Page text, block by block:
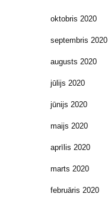
oktobris 2020
septembris 2020
augusts 2020
jūlijs 2020
jūnijs 2020
maijs 2020
aprīlis 2020
marts 2020
februāris 2020